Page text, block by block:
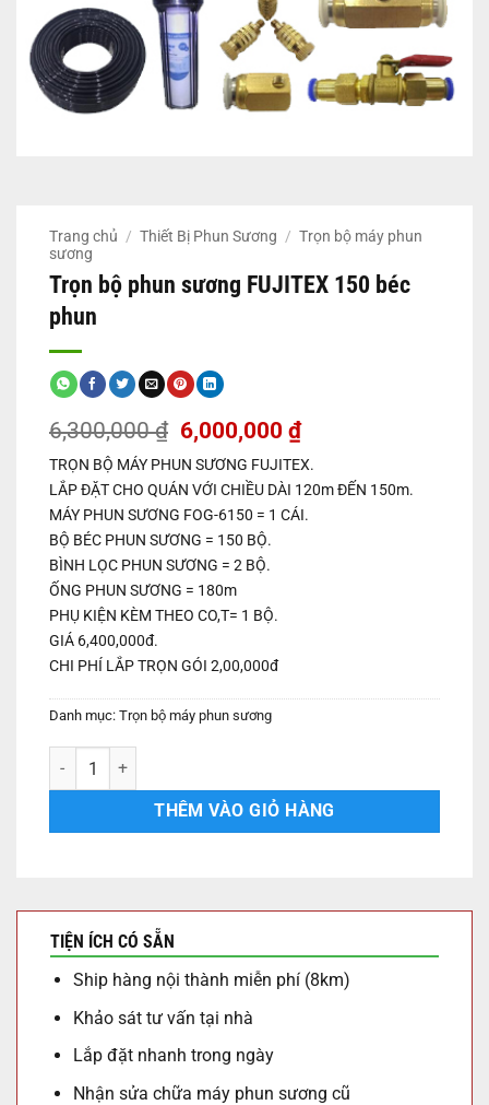
Trang chủ / Thiết Bị Phun Sương / Trọn bộ máy phun
sương
Trọn bộ phun sương FUJITEX 150 béc
phun
6,300,000₫ Giá
gốc
là:
6,300,000 ₫.
6,000,000₫Giá
tại
là:
6,000,000 ₫.
TRỌN BỘ MÁY PHUN SƯƠNG FUJITEX.
LẮP ĐẶT CHO QUÁN VỚI CHIỀU DÀI 120m ĐẾN 150m.
MÁY PHUN SƯƠNG FOG-6150 = 1 CÁI.
BỘ BÉC PHUN SƯƠNG = 150 BỘ.
BÌNH LỌC PHUN SƯƠNG = 2 BỘ.
ỐNG PHUN SƯƠNG = 180m
PHỤ KIỆN KÈM THEO CO,T= 1 BỘ.
GIÁ 6,400,000đ.
CHI PHÍ LẮP TRỌN GÓI 2,00,000đ
Danh mục: Trọn bộ máy phun sương
Trọn bộ phun sương FUJITEX 150 béc phun số lượng
THÊM VÀO GIỎ HÀNG
TIỆN ÍCH CÓ SẴN
Ship hàng nội thành miễn phí (8km)
Khảo sát tư vấn tại nhà
Lắp đặt nhanh trong ngày
Nhận sửa chữa máy phun sương cũ